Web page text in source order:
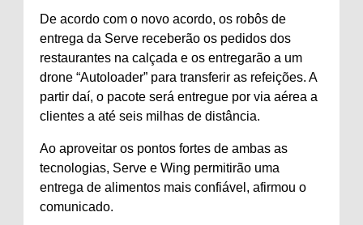
De acordo com o novo acordo, os robôs de
entrega da Serve receberão os pedidos dos
restaurantes na calçada e os entregarão a um
drone “Autoloader” para transferir as refeições. A
partir daí, o pacote será entregue por via aérea a
clientes a até seis milhas de distância.
Ao aproveitar os pontos fortes de ambas as
tecnologias, Serve e Wing permitirão uma
entrega de alimentos mais confiável, afirmou o
comunicado.